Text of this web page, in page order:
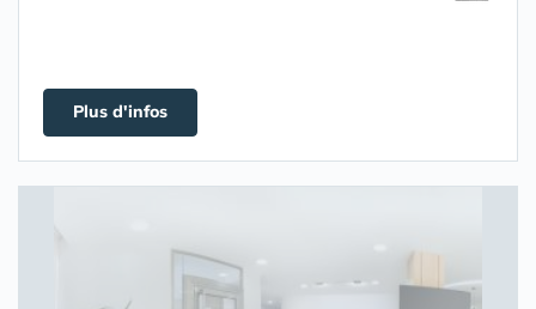
Plus d'infos